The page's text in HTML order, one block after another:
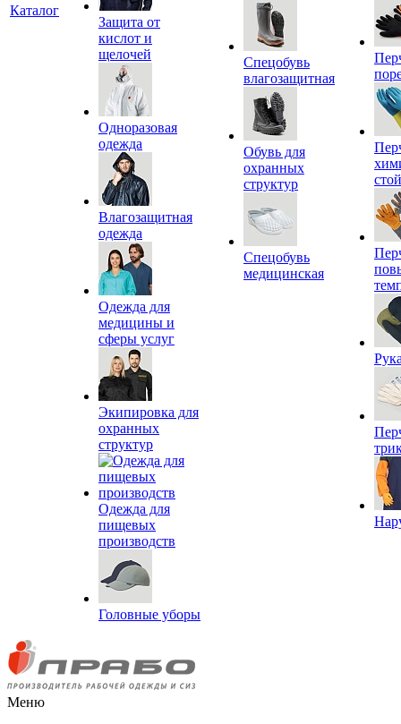
Каталог
Защита от
кислот и
щелочей
Одноразовая
одежда
Влагозащитная
одежда
Одежда для
медицины и
сферы услуг
Экипировка для
охранных
структур
Одежда для
пищевых
производств
Головные уборы
Спецобувь
влагозащитная
Обувь для
охранных
структур
Спецобувь
медицинская
Меню